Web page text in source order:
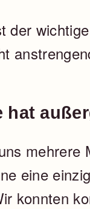
der
hat
mehrere
eine
konnten